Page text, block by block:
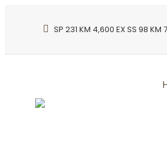
SP 231 KM 4,600 EX SS 98